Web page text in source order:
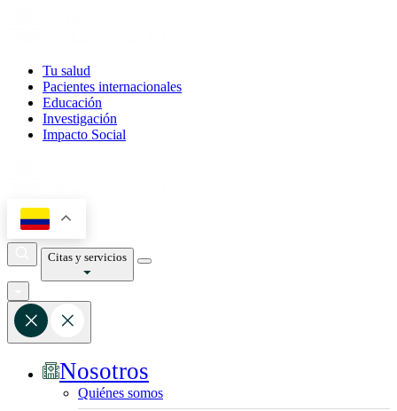
Tu salud
Pacientes internacionales
Educación
Investigación
Impacto Social
Citas y servicios
Nosotros
Quiénes somos